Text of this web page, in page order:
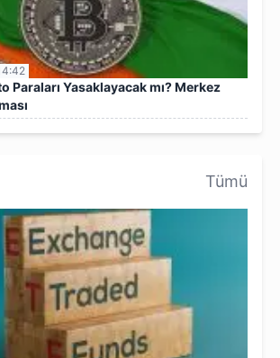
Paraları Yasaklayacak mı? Merkez
Tümü